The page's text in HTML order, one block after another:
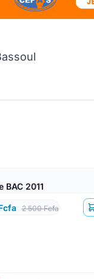
BAC 2011
2 500 Fcfa